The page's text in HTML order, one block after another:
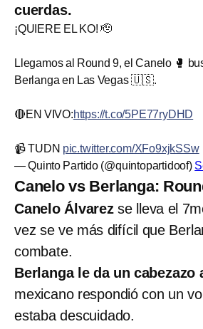
cuerdas.
¡QUIERE EL KO! 🫡
Llegamos al Round 9, el Canelo 🥊
Berlanga en Las Vegas 🇺🇸.
🔴EN VIVO:https://t.co/5PE77ryDHD
📹 TUDN pic.twitter.com/XFo9xjkSSw
— Quinto Partido (@quintopartidoof)
Canelo vs Berlanga:
Canelo Álvarezse lleva el
vez se ve más difícil que
combate.
Berlanga le da un cabezazo
mexicano respondió con un
estaba descuidado.